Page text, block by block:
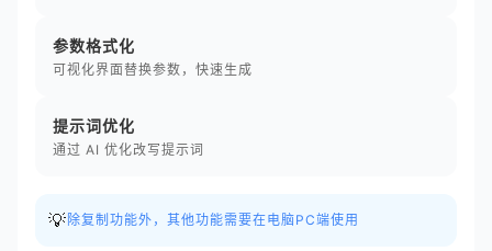
参数格式化
可视化界面替换参数，快速生成
提示词优化
通过 AI 优化改写提示词
💡 除复制功能外，其他功能需要在电脑PC端使用